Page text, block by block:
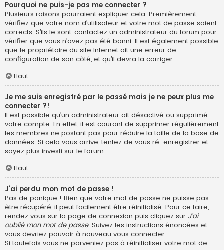
Pourquoi ne puis-je pas me connecter ?
Plusieurs raisons pourraient expliquer cela. Premièrement,
vérifiez que votre nom d’utilisateur et votre mot de passe soient
corrects. S’ils le sont, contactez un administrateur du forum pour
vérifier que vous n’avez pas été banni. Il est également possible
que le propriétaire du site Internet ait une erreur de
configuration de son côté, et qu’il devra la corriger.
Haut
Je me suis enregistré par le passé mais je ne peux plus me
connecter ?!
Il est possible qu’un administrateur ait désactivé ou supprimé
votre compte. En effet, il est courant de supprimer régulièrement
les membres ne postant pas pour réduire la taille de la base de
données. Si cela vous arrive, tentez de vous ré-enregistrer et
soyez plus investi sur le forum.
Haut
J’ai perdu mon mot de passe !
Pas de panique ! Bien que votre mot de passe ne puisse pas
être récupéré, il peut facilement être réinitialisé. Pour ce faire,
rendez vous sur la page de connexion puis cliquez sur J’ai
oublié mon mot de passe. Suivez les instructions énoncées et
vous devriez pouvoir à nouveau vous connecter.
Si toutefois vous ne parveniez pas à réinitialiser votre mot de